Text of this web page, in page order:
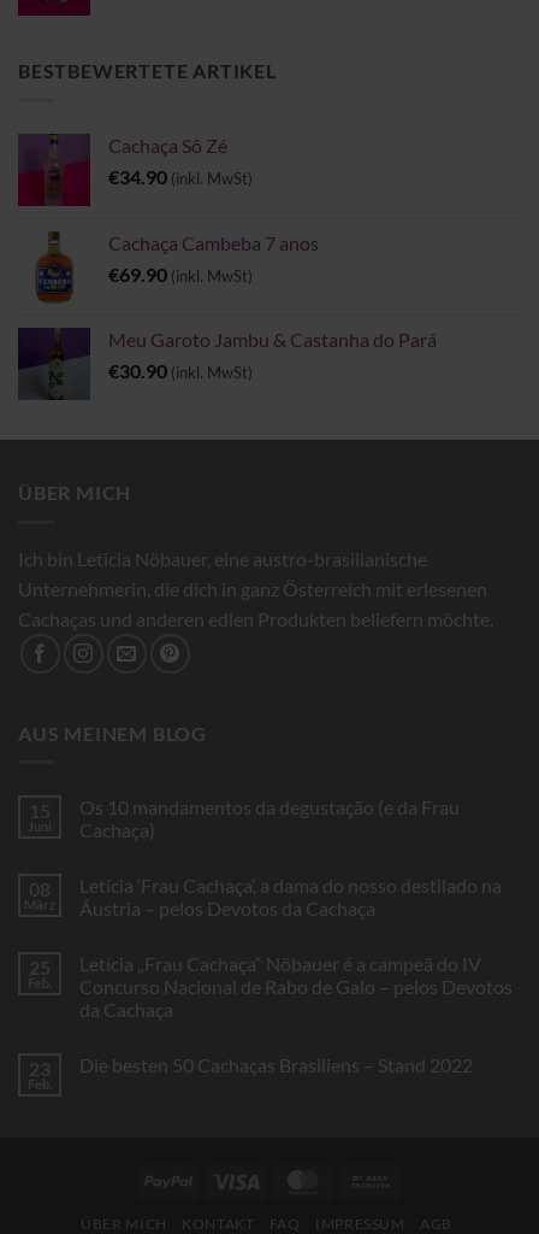
€6.00
BESTBEWERTETE ARTIKEL
Cachaça Sô Zé
€34.90 (inkl. MwSt)
Cachaça Cambeba 7 anos
€69.90 (inkl. MwSt)
Meu Garoto Jambu & Castanha do Pará
€30.90 (inkl. MwSt)
ÜBER MICH
Ich bin Leticia Nöbauer, eine austro-brasilianische
Unternehmerin, die dich in ganz Österreich mit erlesenen
Cachaças und anderen edlen Produkten beliefern möchte.
AUS MEINEM BLOG
15
Juni
Os 10 mandamentos da degustação (e da Frau
Cachaça)
Os
10
degustação
(e
da
Frau
08
März
Letícia ‘Frau Cachaça’, a dama do nosso destilado na
Áustria – pelos Devotos da Cachaça
Letícia
‘Frau
Cachaça’,
do
nosso
25
Feb.
Letícia „Frau Cachaça“ Nöbauer é a campeã do IV
Concurso Nacional de Rabo de Galo – pelos Devotos
da Cachaça
zu
Concurso
23
Feb.
Die besten 50 Cachaças Brasiliens – Stand 2022
Stand
PayPal Visa MasterCard
ÜBER MICH KONTAKT FAQ IMPRESSUM
AGB